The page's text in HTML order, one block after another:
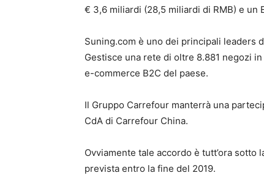
€ 3,6 miliardi (28,5 miliardi di RMB) e un
Suning.com è uno dei principali leaders
Gestisce una rete di oltre 8.881 negozi
e-commerce B2C del paese.
Il Gruppo Carrefour manterrà una
CdA di Carrefour China.
Ovviamente tale accordo è tutt’ora
prevista entro la fine del 2019.